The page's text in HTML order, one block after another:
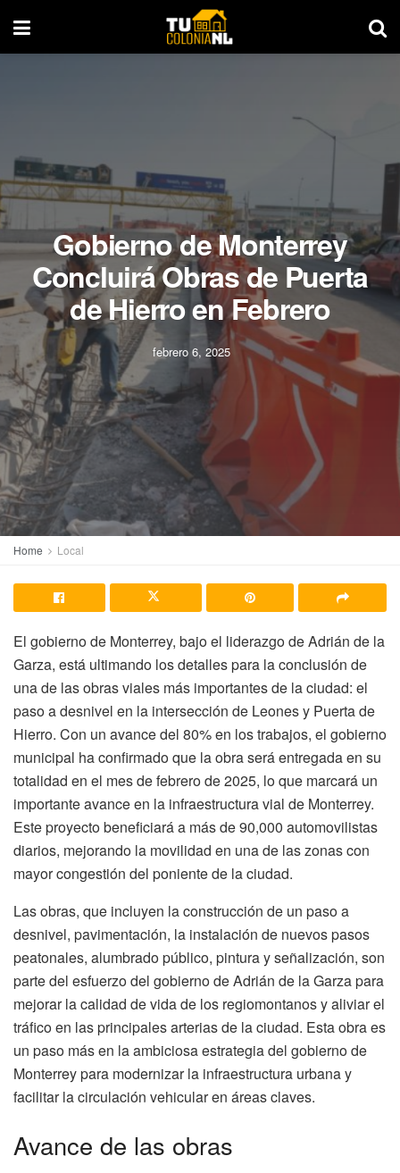
Gobierno de Monterrey
Concluirá Obras de Puerta
de Hierro en Febrero
febrero 6, 2025
Home Local
El gobierno de Monterrey, bajo el liderazgo de Adrián de la
Garza, está ultimando los detalles para la conclusión de
una de las obras viales más importantes de la ciudad: el
paso a desnivel en la intersección de Leones y Puerta de
Hierro. Con un avance del 80% en los trabajos, el gobierno
municipal ha confirmado que la obra será entregada en su
totalidad en el mes de febrero de 2025, lo que marcará un
importante avance en la infraestructura vial de Monterrey.
Este proyecto beneficiará a más de 90,000 automovilistas
diarios, mejorando la movilidad en una de las zonas con
mayor congestión del poniente de la ciudad.
Las obras, que incluyen la construcción de un paso a
desnivel, pavimentación, la instalación de nuevos pasos
peatonales, alumbrado público, pintura y señalización, son
parte del esfuerzo del gobierno de Adrián de la Garza para
mejorar la calidad de vida de los regiomontanos y aliviar el
tráfico en las principales arterias de la ciudad. Esta obra es
un paso más en la ambiciosa estrategia del gobierno de
Monterrey para modernizar la infraestructura urbana y
facilitar la circulación vehicular en áreas claves.
Avance de las obras